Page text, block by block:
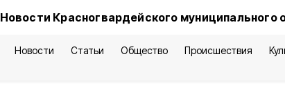
Новости Красногвардейского муниципального
Новости Статьи Общество Происшествия